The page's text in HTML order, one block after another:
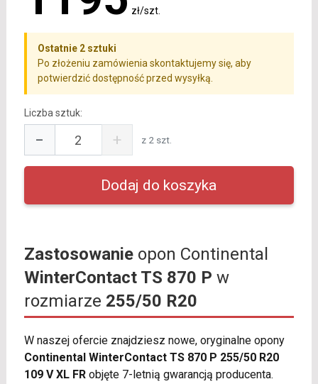
zł/szt.
Ostatnie 2 sztuki
Po złożeniu zamówienia skontaktujemy się, aby
potwierdzić dostępność przed wysyłką.
Liczba sztuk:
− + z 2 szt.
Zastosowanieopon Continental
WinterContact TS 870 P w
rozmiarze 255/50 R20
W naszej ofercie znajdziesz nowe, oryginalne opony
Continental WinterContact TS 870 P 255/50 R20
109 V XL FRobjęte 7-letnią gwarancją producenta.